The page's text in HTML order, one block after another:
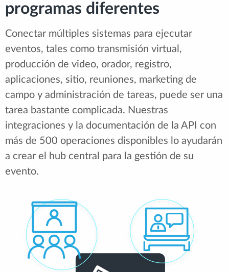
programas diferentes
Conectar múltiples sistemas para ejecutar
eventos, tales como transmisión virtual,
producción de video, orador, registro,
aplicaciones, sitio, reuniones, marketing de
campo y administración de tareas, puede ser una
tarea bastante complicada. Nuestras
integraciones y la documentación de la API con
más de 500 operaciones disponibles lo ayudarán
a crear el hub central para la gestión de su
evento.